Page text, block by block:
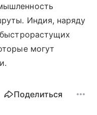
Индия, наряду
могут
Поделиться